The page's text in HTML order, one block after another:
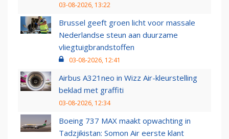
03-08-2026, 13:22
Brussel geeft groen licht voor massale
Nederlandse steun aan duurzame
vliegtuigbrandstoffen
03-08-2026, 12:41
Airbus A321neo in Wizz Air-kleurstelling
beklad met graffiti
03-08-2026, 12:34
Boeing 737 MAX maakt opwachting in
Tadzjikistan: Somon Air eerste klant